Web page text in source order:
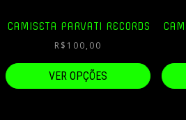
CAMISETA PARVATI RECORDS
R$ 100,00
VER OPÇÕES